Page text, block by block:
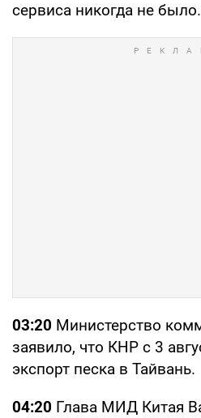
сервиса никогда не было.
03:20 Министерство
заявило, что КНР с 3
экспорт песка в Тайвань.
04:20 Глава МИД Китая